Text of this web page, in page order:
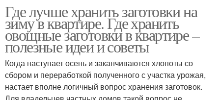
Где лучше хранить заготовки на
зиму в квартире. Где хранить
овощные заготовки в квартире –
полезные идеи и советы
Когда наступает осень и заканчиваются хлопоты со
сбором и переработкой полученного с участка урожая,
настает вполне логичный вопрос хранения заготовок.